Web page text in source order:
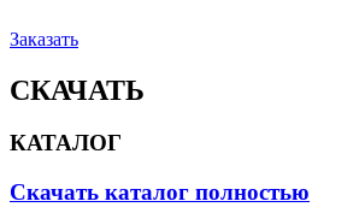
Заказать
СКАЧАТЬ
КАТАЛОГ
Скачать каталог полностью